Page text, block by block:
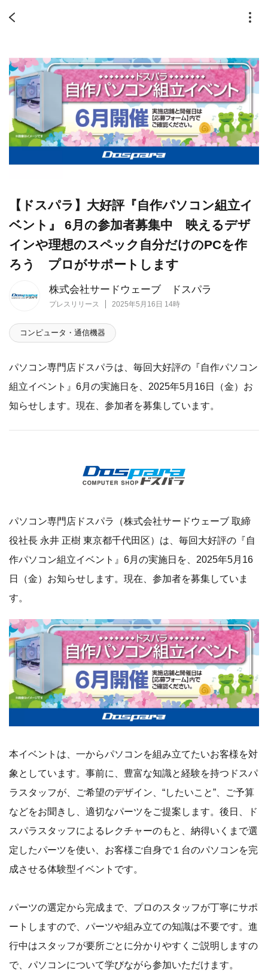
株式会社サードウェーブ ドスパラ
プレスリリース 2025年5月16日 14時
【ドスパラ】大好評『自作パソコン組立イ
ベント』 6月の参加者募集中 映えるデザ
インや理想のスペック自分だけのPCを作
ろう プロがサポートします
コンピュータ・通信機器
パソコン専門店ドスパラは、毎回大好評の『自作パソコン
組立イベント』6月の実施日を、2025年5月16日（金）お
知らせします。現在、参加者を募集しています。
パソコン専門店ドスパラ（株式会社サードウェーブ 取締
役社長 永井 正樹 東京都千代田区）は、毎回大好評の『自
作パソコン組立イベント』6月の実施日を、2025年5月16
日（金）お知らせします。現在、参加者を募集していま
す。
本イベントは、一からパソコンを組み立てたいお客様を対
象としています。事前に、豊富な知識と経験を持つドスパ
ラスタッフが、ご希望のデザイン、“したいこと”、ご予算
などをお聞きし、適切なパーツをご提案します。後日、ド
スパラスタッフによるレクチャーのもと、納得いくまで選
定したパーツを使い、お客様ご自身で１台のパソコンを完
成させる体験型イベントです。
パーツの選定から完成まで、プロのスタッフが丁寧にサポ
ートしますので、パーツや組み立ての知識は不要です。進
行中はスタッフが要所ごとに分かりやすくご説明しますの
で、パソコンについて学びながら参加いただけます。